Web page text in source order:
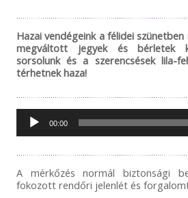
Hazai vendégeink a félidei
megváltott jegyek és bérletek
sorsolunk és a szerencsések lila-
térhetnek haza!
Audió
lejátszó
00:00
A mérkőzés normál biztonsági
fokozott rendőri jelenlét és